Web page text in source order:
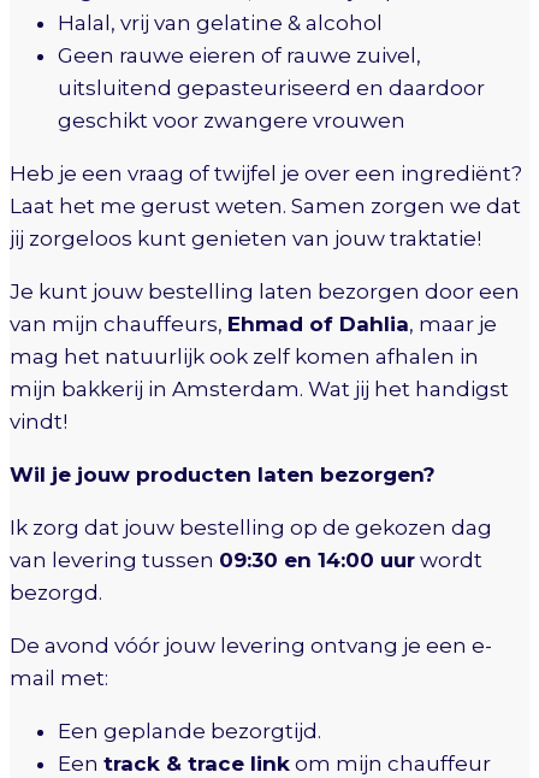
Halal, vrij van gelatine & alcohol
Geen rauwe eieren of rauwe zuivel,
uitsluitend gepasteuriseerd en daardoor
geschikt voor zwangere vrouwen
Heb je een vraag of twijfel je over een ingrediënt?
Laat het me gerust weten. Samen zorgen we dat
jij zorgeloos kunt genieten van jouw traktatie!
Je kunt jouw bestelling laten bezorgen door een
van mijn chauffeurs, Ehmad of Dahlia, maar je
mag het natuurlijk ook zelf komen afhalen in
mijn bakkerij in Amsterdam. Wat jij het handigst
vindt!
Wil je jouw producten laten bezorgen?
Ik zorg dat jouw bestelling op de gekozen dag
van levering tussen 09:30 en 14:00 uur wordt
bezorgd.
De avond vóór jouw levering ontvang je een e-
mail met:
Een geplande bezorgtijd.
Een track & trace link om mijn chauffeur